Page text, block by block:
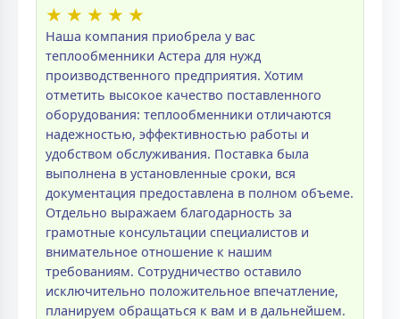
★ ★ ★ ★ ★
Наша компания приобрела у вас
теплообменники Астера для нужд
производственного предприятия. Хотим
отметить высокое качество поставленного
оборудования: теплообменники отличаются
надежностью, эффективностью работы и
удобством обслуживания. Поставка была
выполнена в установленные сроки, вся
документация предоставлена в полном объеме.
Отдельно выражаем благодарность за
грамотные консультации специалистов и
внимательное отношение к нашим
требованиям. Сотрудничество оставило
исключительно положительное впечатление,
планируем обращаться к вам и в дальнейшем.